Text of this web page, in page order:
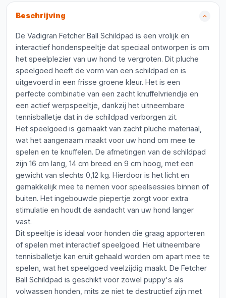
Beschrijving
De Vadigran Fetcher Ball Schildpad is een vrolijk en
interactief hondenspeeltje dat speciaal ontworpen is om
het speelplezier van uw hond te vergroten. Dit pluche
speelgoed heeft de vorm van een schildpad en is
uitgevoerd in een frisse groene kleur. Het is een
perfecte combinatie van een zacht knuffelvriendje en
een actief werpspeeltje, dankzij het uitneembare
tennisballetje dat in de schildpad verborgen zit.
Het speelgoed is gemaakt van zacht pluche materiaal,
wat het aangenaam maakt voor uw hond om mee te
spelen en te knuffelen. De afmetingen van de schildpad
zijn 16 cm lang, 14 cm breed en 9 cm hoog, met een
gewicht van slechts 0,12 kg. Hierdoor is het licht en
gemakkelijk mee te nemen voor speelsessies binnen of
buiten. Het ingebouwde piepertje zorgt voor extra
stimulatie en houdt de aandacht van uw hond langer
vast.
Dit speeltje is ideaal voor honden die graag apporteren
of spelen met interactief speelgoed. Het uitneembare
tennisballetje kan eruit gehaald worden om apart mee te
spelen, wat het speelgoed veelzijdig maakt. De Fetcher
Ball Schildpad is geschikt voor zowel puppy's als
volwassen honden, mits ze niet te destructief zijn met